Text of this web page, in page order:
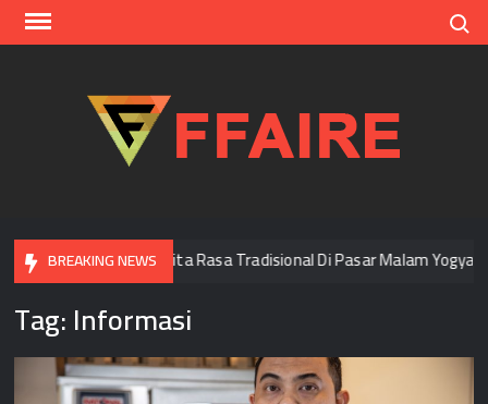
Skip
BREAKING NEWS
Menjelajah Cita Rasa Tradisional Di Pasar Malam Yogyakarta
Tag:Informasi